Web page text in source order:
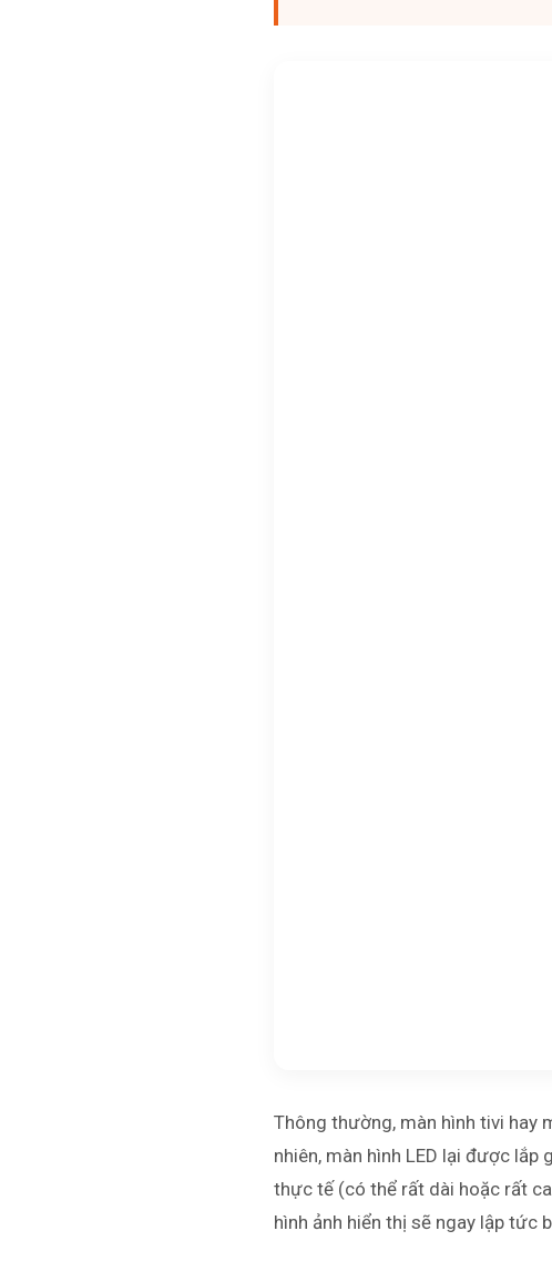
Thông thường, màn hình tivi hay
nhiên, màn hình LED lại được
thực tế (có thể rất dài hoặc rất
hình ảnh hiển thị sẽ ngay lập tức